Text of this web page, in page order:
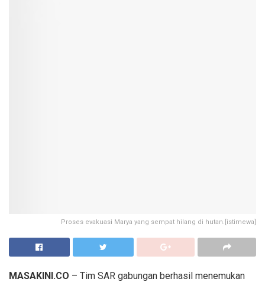
Proses evakuasi Marya yang sempat hilang di hutan.[istimewa]
MASAKINI.CO – Tim SAR gabungan berhasil menemukan